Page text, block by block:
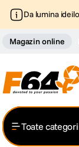
Da lumina
Magazin online
Toate